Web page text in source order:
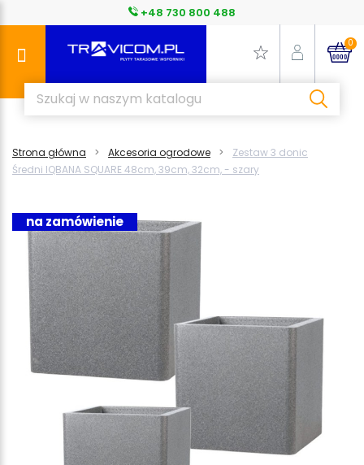
+48 730 800 488
0
Strona główna Akcesoria ogrodowe
Zestaw 3 donic
Średni IQBANA SQUARE 48cm, 39cm, 32cm, - szary
na zamówienie